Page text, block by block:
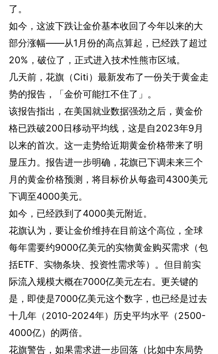
了。
如今，这波下跌让金价基本收回了今年以来的大
部分涨幅——从1月份的高点算起，已经跌了超过
20%，破位了，正式进入技术性熊市区域。
几天前， 花旗（Citi） 最新发布了一份关于黄金走
势的报告，「金价可能扛不住了」。
该报告指出，在美国就业数据强劲之后，黄金价
格已跌破200日移动平均线，这是自2023年9月
以来的首次。这一走势给近期黄金价格带来了明
显压力。报告进一步明确，花旗已下调未来三个
月的黄金价格预测，将目标价从每盎司4300美元
下调至4000美元。
如今，已经跌到了4000美元附近。
花旗认为，要让金价维持在目前这个高位，全球
每年需要约9000亿美元的实物黄金购买需求（包
括ETF、实物条块、投资性需求等）。但目前实
际流入规模大概在7000亿美元左右。更关键的
是，即使是7000亿美元这个数字，也已经是过去
十几年（2010-2024年）历史平均水平（2500-
4000亿）的两倍。
花旗警告，如果需求进一步回落（比如中东局势